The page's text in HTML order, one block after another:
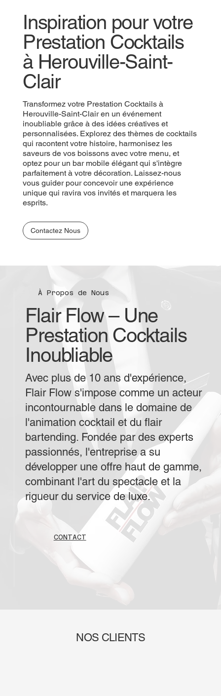
Inspiration pour votre
Prestation Cocktails
à Herouville-Saint-
Clair
Transformez votre Prestation Cocktails à
Herouville-Saint-Clair en un événement
inoubliable grâce à des idées créatives et
personnalisées. Explorez des thèmes de cocktails
qui racontent votre histoire, harmonisez les
saveurs de vos boissons avec votre menu, et
optez pour un bar mobile élégant qui s'intègre
parfaitement à votre décoration. Laissez-nous
vous guider pour concevoir une expérience
unique qui ravira vos invités et marquera les
esprits.
Contactez Nous
À Propos de Nous
Flair Flow – Une
Prestation Cocktails
Inoubliable
CONTACT
Avec plus de 10 ans d'expérience,
Flair Flow s'impose comme un acteur
incontournable dans le domaine de
l'animation cocktail et du flair
bartending. Fondée par des experts
passionnés, l'entreprise a su
développer une offre haut de gamme,
combinant l'art du spectacle et la
rigueur du service de luxe.
NOS CLIENTS